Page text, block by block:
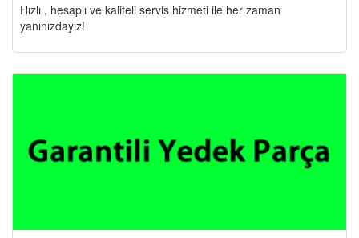
Hızlı , hesaplı ve kaliteli servis hizmeti ile her zaman
yanınızdayız!